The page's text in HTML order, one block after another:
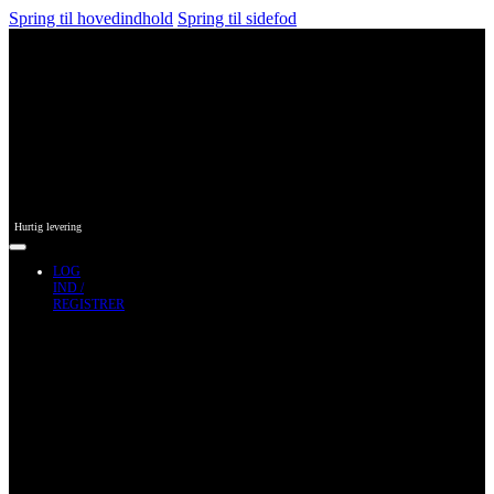
Spring til hovedindhold Spring til sidefod
Hurtig levering
LOG
IND /
REGISTRER